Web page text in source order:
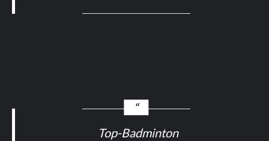
Top-Badminton